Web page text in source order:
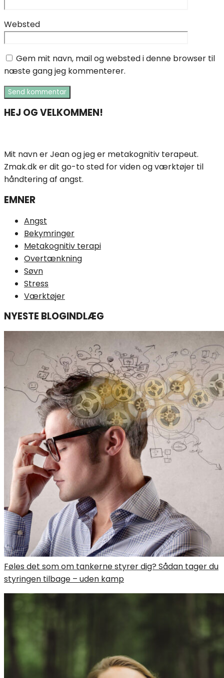
Websted
Gem mit navn, mail og websted i denne browser til
næste gang jeg kommenterer.
HEJ OG VELKOMMEN!
Mit navn er Jean og jeg er metakognitiv terapeut.
Zmak.dk er dit go-to sted for viden og værktøjer til
håndtering af angst.
EMNER
Angst
Bekymringer
Metakognitiv terapi
Overtænkning
Søvn
Stress
Værktøjer
NYESTE BLOGINDLÆG
Føles det som om tankerne styrer dig? Sådan tager du
styringen tilbage – uden kamp